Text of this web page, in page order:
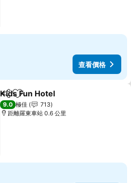
查看價格
分享 放到收藏夾
Kids Fun Hotel
9.0 極佳
713
距離羅東車站 0.6 公里